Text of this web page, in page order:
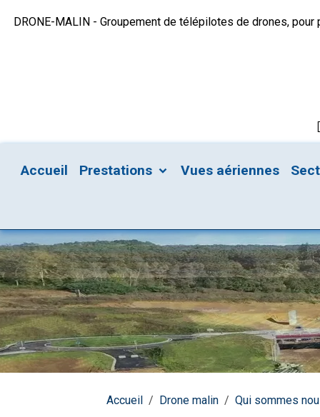
DRONE-MALIN - Groupement de télépilotes de drones,
Accueil Prestations Vues aériennes
Accueil Drone malin Qui sommes